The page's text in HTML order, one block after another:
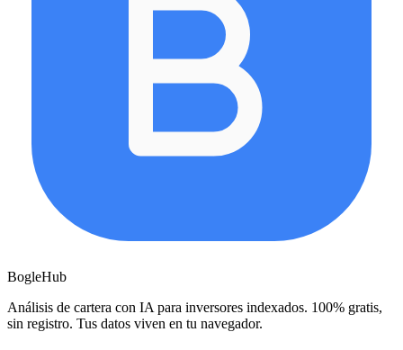
BogleHub
Análisis de cartera con IA para inversores indexados. 100% gratis,
sin registro. Tus datos viven en tu navegador.